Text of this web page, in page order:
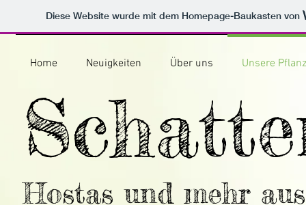
Diese Website wurde mit dem Homepage-Baukasten von
Home Neuigkeiten Über uns Unsere
Hostas und mehr